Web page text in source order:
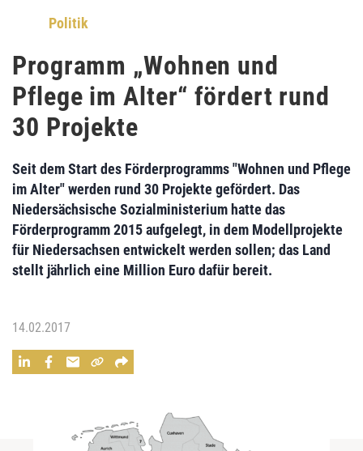
Politik
Programm „Wohnen und
Pflege im Alter“ fördert rund
30 Projekte
Seit dem Start des Förderprogramms "Wohnen und Pflege
im Alter"werden rund 30 Projekte gefördert. Das
Niedersächsische Sozialministerium hatte das
Förderprogramm 2015 aufgelegt, in dem Modellprojekte
für Niedersachsen entwickelt werden sollen; das Land
stellt jährlich eine Million Eurodafür bereit.
14.02.2017